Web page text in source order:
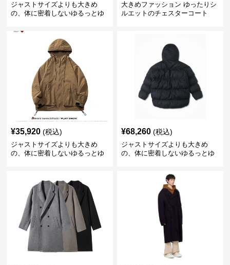
ジャストサイズよりも大きめ
の、体に密着しないゆるっとゆ
ゆったりシルエットのロング丈
大きめファッション ゆったりシ
ルエットのチェスターコート
¥35,920 (税込)
ジャストサイズよりも大きめ
の、体に密着しないゆるっとゆ
¥68,260 (税込)
ジャストサイズよりも大きめ
の、体に密着しないゆるっとゆ